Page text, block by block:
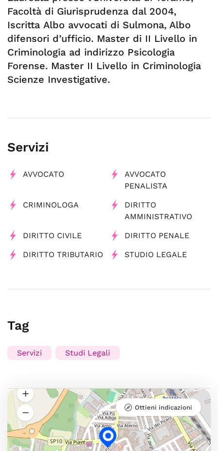
Facoltà di Giurisprudenza dal 2004,
Iscritta Albo avvocati di Sulmona, Albo
difensori d’ufficio. Master di II Livello in
Criminologia ad indirizzo Psicologia
Forense. Master II Livello in Criminologia
Scienze Investigative.
Servizi
AVVOCATO
AVVOCATO
PENALISTA
CRIMINOLOGA
DIRITTO
AMMINISTRATIVO
DIRITTO CIVILE DIRITTO PENALE
DIRITTO TRIBUTARIO STUDIO LEGALE
Tag
Servizi Studi Legali
Ottieni indicazioni